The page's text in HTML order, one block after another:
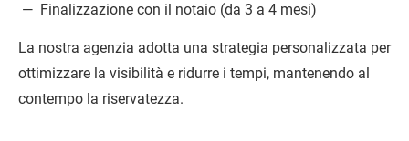
Finalizzazione con il notaio (da 3 a 4 mesi)
La nostra agenzia adotta una strategia personalizzata per
ottimizzare la visibilità e ridurre i tempi, mantenendo al
contempo la riservatezza.